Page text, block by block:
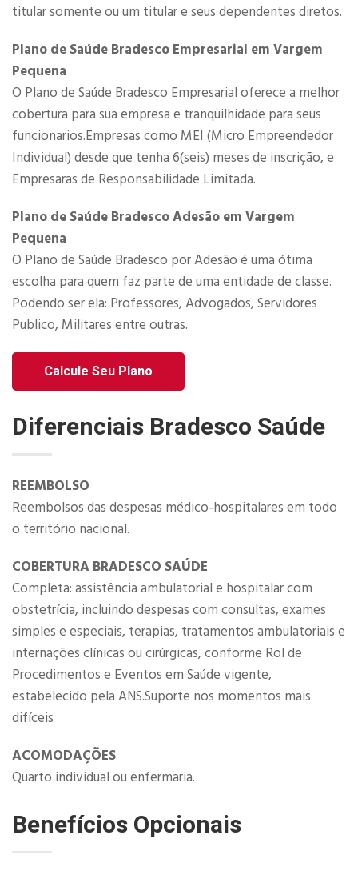
titular somente ou um titular e seus dependentes diretos.
Plano de Saúde Bradesco Empresarial em Vargem
Pequena
O Plano de Saúde Bradesco Empresarial​ oferece a melhor
cobertura para sua empresa e tranquilhidade para seus
funcionarios.Empresas como MEI (Micro Empreendedor
Individual) desde que tenha 6(seis) meses de inscrição, e
Empresaras de Responsabilidade Limitada.​
Plano de Saúde Bradesco Adesão em Vargem
Pequena
O Plano de Saúde Bradesco por Adesão é uma ótima
escolha para quem faz parte de uma entidade de classe.
Podendo ser ela: Professores, Advogados, Servidores
Publico, Militares entre outras.
Calcule Seu Plano
Diferenciais Bradesco Saúde
REEMBOLSO
Reembolsos das despesas médico‐hospitalares em todo
o território nacional.
COBERTURA BRADESCO SAÚDE
Completa: assistência ambulatorial e hospitalar com
obstetrícia, incluindo despesas com consultas, exames
simples e especiais, terapias, tratamentos ambulatoriais e
internações clínicas ou cirúrgicas, conforme Rol de
Procedimentos e Eventos em Saúde vigente,
estabelecido pela ANS.Suporte nos momentos mais
difíceis​
ACOMODAÇÕES
Quarto individual ou enfermaria.
Benefícios Opcionais